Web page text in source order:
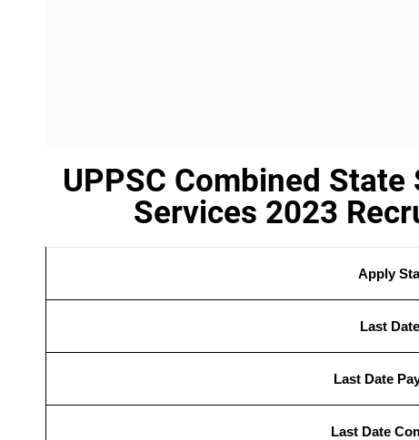
UPPSC Combined
Services 2023
Apply
Last
Last Date
Last Date